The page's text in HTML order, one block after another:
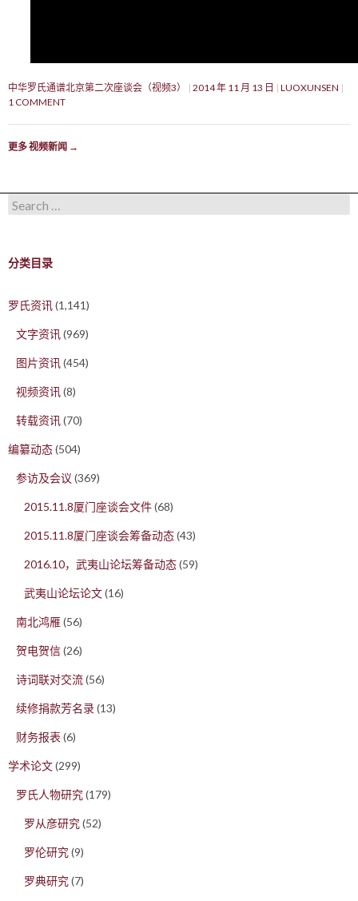
中华罗氏通谱北京第二次座谈会（视频3） 2014 年 11 月 13 日
LUOXUNSEN
1 COMMENT
更多 视频新闻 →
Search for:
分类目录
罗氏资讯(1,141)
文字资讯(969)
图片资讯(454)
视频资讯(8)
转载资讯(70)
编纂动态(504)
参访及会议 (369)
2015.11.8厦门座谈会文件(68)
2015.11.8厦门座谈会筹备动态(43)
2016.10，武夷山论坛筹备动态(59)
武夷山论坛论文(16)
南北鸿雁(56)
贺电贺信(26)
诗词联对交流(56)
续修捐款芳名录(13)
财务报表 (6)
学术论文(299)
罗氏人物研究(179)
罗从彦研究(52)
罗伦研究(9)
罗典研究(7)